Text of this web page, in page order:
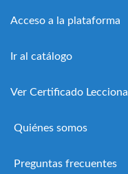
Acceso a la plataforma
Ir al catálogo
Ver Certificado Lecciona
Quiénes somos
Preguntas frecuentes